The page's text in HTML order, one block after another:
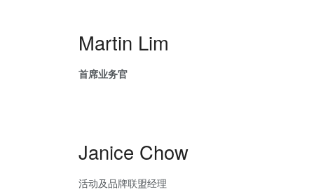
Martin Lim
首席业务官
Janice Chow
活动及品牌联盟经理